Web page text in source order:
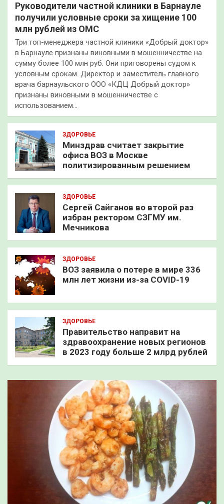
Руководители частной клиники в Барнауле
получили условные сроки за хищение 100
млн рублей из ОМС
Три топ-менеджера частной клиники «Добрый доктор»
в Барнауле признаны виновными в мошенничестве на
сумму более 100 млн руб. Они приговорены судом к
условным срокам. Директор и заместитель главного
врача барнаульского ООО «КДЦ Добрый доктор»
признаны виновными в мошенничестве с
использованием…
ЗДОРОВЬЕ
Минздрав считает закрытие
офиса ВОЗ в Москве
политизированным решением
ЗДОРОВЬЕ
Сергей Сайганов во второй раз
избран ректором СЗГМУ им.
Мечникова
ЗДОРОВЬЕ
ВОЗ заявила о потере в мире 336
млн лет жизни из-за COVID-19
ЗДОРОВЬЕ
Правительство направит на
здравоохранение новых регионов
в 2023 году больше 2 млрд рублей